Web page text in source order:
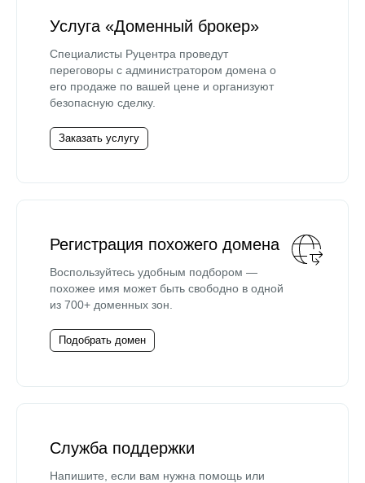
Услуга «Доменный брокер»
Специалисты Руцентра проведут
переговоры с администратором домена о
его продаже по вашей цене и организуют
безопасную сделку.
Заказать услугу
Регистрация похожего домена
Воспользуйтесь удобным подбором —
похожее имя может быть свободно в одной
из 700+ доменных зон.
Подобрать домен
Служба поддержки
Напишите, если вам нужна помощь или